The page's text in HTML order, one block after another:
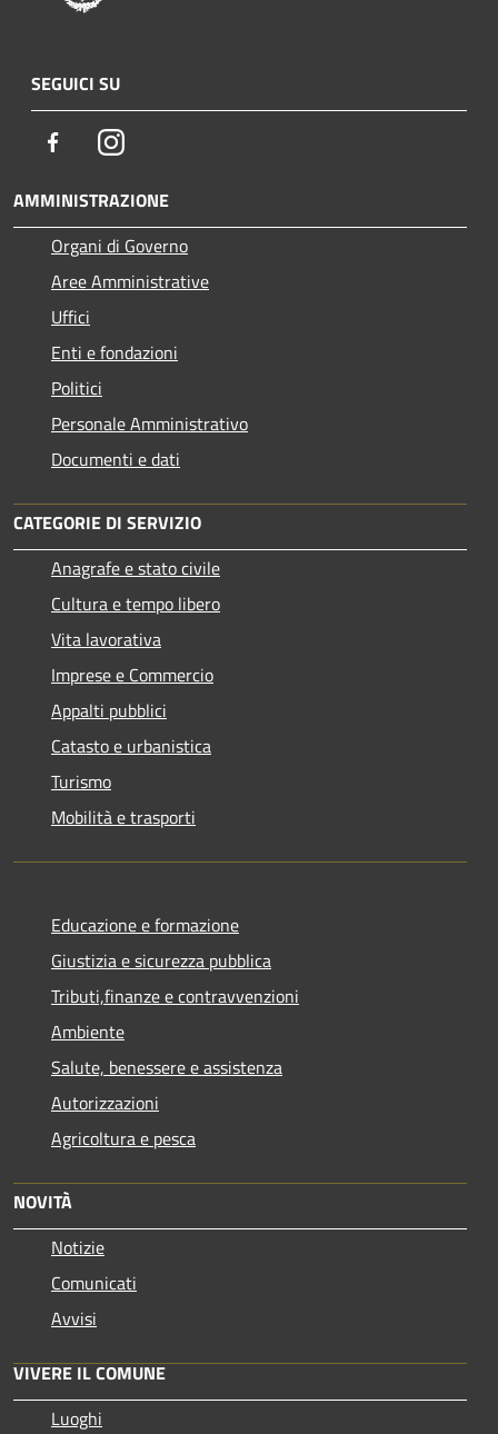
SEGUICI SU
FacebookInstagram
AMMINISTRAZIONE
Organi di Governo
Aree Amministrative
Uffici
Enti e fondazioni
Politici
Personale Amministrativo
Documenti e dati
CATEGORIE DI SERVIZIO
Anagrafe e stato civile
Cultura e tempo libero
Vita lavorativa
Imprese e Commercio
Appalti pubblici
Catasto e urbanistica
Turismo
Mobilità e trasporti
Educazione e formazione
Giustizia e sicurezza pubblica
Tributi,finanze e contravvenzioni
Ambiente
Salute, benessere e assistenza
Autorizzazioni
Agricoltura e pesca
NOVITÀ
Notizie
Comunicati
Avvisi
VIVERE IL COMUNE
Luoghi